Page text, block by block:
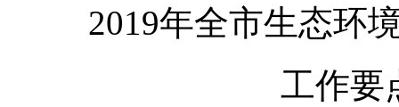
2019年全市生态环
工作要